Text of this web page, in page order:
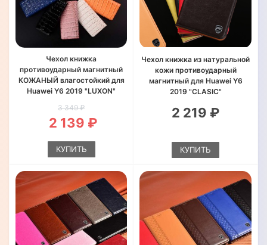
Чехол книжка
противоударный магнитный
КОЖАНЫЙ влагостойкий для
Huawei Y6 2019 "LUXON"
3 349 ₽
2 139 ₽
КУПИТЬ
Чехол книжка из натуральной
кожи противоударный
магнитный для Huawei Y6
2019 "CLASIC"
2 219 ₽
КУПИТЬ